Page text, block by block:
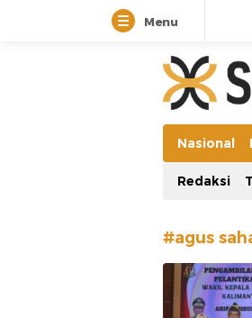
Menu
Manifestasi
Nasional
Redaksi
#agus